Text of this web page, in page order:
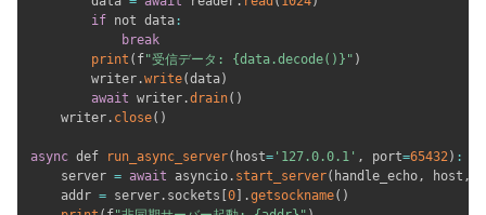
if not data :
break
print ( f"受信データ: {data.decode()}" )
        writer
.write(data)
await writer .drain( )
    writer
. close( )
async def run_async_server( host= '127.0.0.1' , port=65432) :
    server
= await asyncio . start_server( handle_echo, host ,
    addr
= server . sockets 0 .getsockname( )